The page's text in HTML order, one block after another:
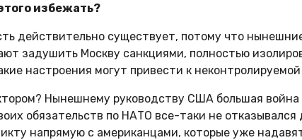
избежать?
действительно существует, потому что
задушить Москву санкциями, полностью
настроения могут привести к
Нынешнему руководству США большая война
обязательств по НАТО все-таки не
напрямую с американцами, которые уже